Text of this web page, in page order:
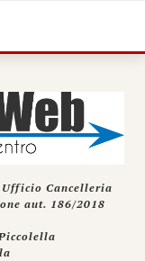
Cancelleria
aut. 186/2018